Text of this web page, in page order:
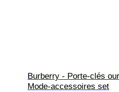
Burberry - Porte-clés
Mode-accessoires set